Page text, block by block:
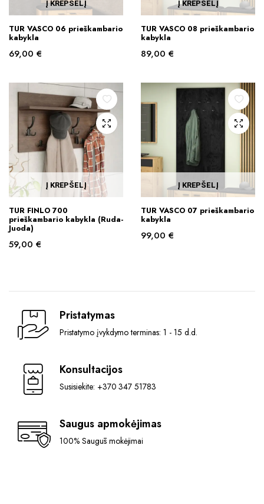
Į KREPŠELĮ
TUR VASCO 06 prieškambario
kabykla
69,00 €
Į KREPŠELĮ
TUR VASCO 08 prieškambario
kabykla
89,00 €
Į KREPŠELĮ
TUR FINLO 700
prieškambario kabykla (Ruda-
Juoda)
59,00 €
Į KREPŠELĮ
TUR VASCO 07 prieškambario
kabykla
99,00 €
Pristatymas
Pristatymo įvykdymo terminas: 1 - 15 d.d.
Konsultacijos
Susisiekite: +370 347 51783
Saugus apmokėjimas
100% Saugūs mokėjimai